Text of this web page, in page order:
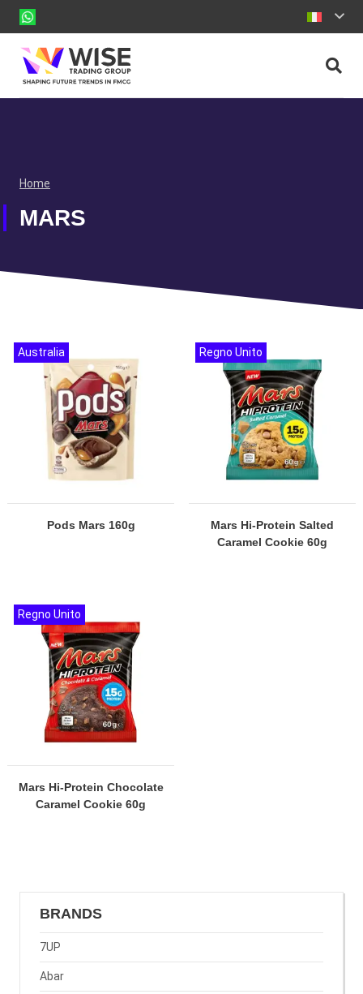
Home
MARS
BRANDS
7UP
Abar
Pods Mars 160g
Australia
Mars Hi-Protein Salted
Caramel Cookie 60g
Regno Unito
Mars Hi-Protein Chocolate
Caramel Cookie 60g
Regno Unito